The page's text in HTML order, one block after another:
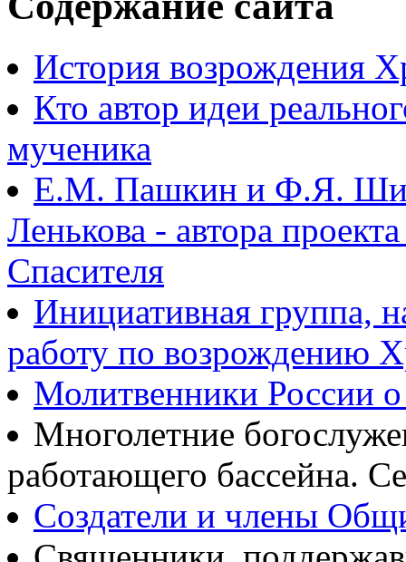
История возрождения
Кто автор идеи
мученика
Е.М. Пашкин и Ф.Я.
Ленькова - автора
Спасителя
Инициативная группа,
работу по возрождению
Молитвенники России
Многолетние
работающего бассейна.
Создатели и члены